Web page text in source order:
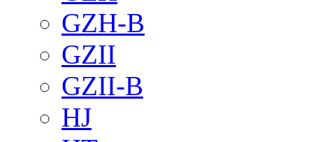
GZH-B
GZII
GZII-B
HJ